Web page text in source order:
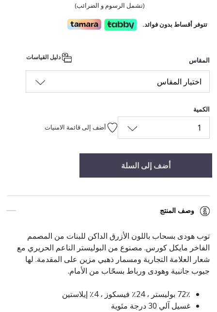
(تشمل الرسوم و الضرائب)
تتوفر أقساط بدون فوائد.
المقاس
اختيار المقاس
الكمية
1 أضف إلى قائمة الامنيات
أضف إلى السلة
وصف المنتج
توب هودى بسحاب باللون الأزرق الداكن للبنات من المصمم
الفاخر مايكل كورس. مصنوع من البوليستر الناعم الحريري مع
شعار العلامة التجارية ومسمار ذهبي مزين على المقدمة. لها
جيوب جانبية وهودى ورباط بسحّاب من الأمام.
72٪ بوليستر ، 24٪ فيسكوز ، 4٪ إيلاستين
غسيل آلي 30 درجة مئوية